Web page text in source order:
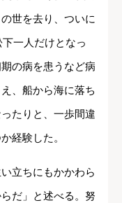
世を去り、ついに
一人だけとなっ
の病を患うなど病
、船から海に落ち
たりと、一歩間違
経験した。
立ちにもかかわら
だ」と述べる。努